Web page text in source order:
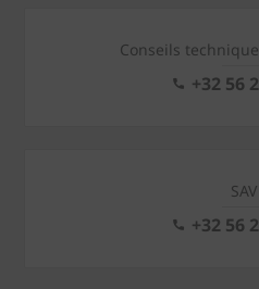
Conseils
+32 56
SAV
+32 56